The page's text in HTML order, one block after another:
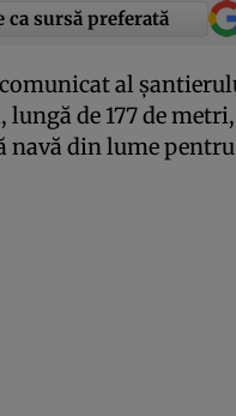
ca sursă preferată
al
lungă de 177 de
din lume pentru